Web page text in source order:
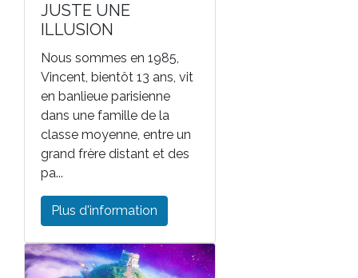
JUSTE UNE
ILLUSION
Nous sommes en 1985,
Vincent, bientôt 13 ans, vit
en banlieue parisienne
dans une famille de la
classe moyenne, entre un
grand frère distant et des
pa...
Plus d'information